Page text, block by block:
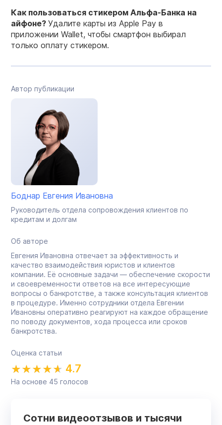
Как пользоваться стикером Альфа-Банка на
айфоне? Удалите карты из Apple Pay в
приложении Wallet, чтобы смартфон выбирал
только оплату стикером.
Автор публикации
Боднар Евгения Ивановна
Руководитель отдела сопровождения клиентов по
кредитам и долгам
Об авторе
Евгения Ивановна отвечает за эффективность и
качество взаимодействия юристов и клиентов
компании. Её основные задачи — обеспечение скорости
и своевременности ответов на все интересующие
вопросы о банкротстве, а также консультация клиентов
в процедуре. Именно сотрудники отдела Евгении
Ивановны оперативно реагируют на каждое обращение
по поводу документов, хода процесса или сроков
банкротства.
Оценка статьи
4.7
На основе 45 голосов
Сотни видеоотзывов и тысячи